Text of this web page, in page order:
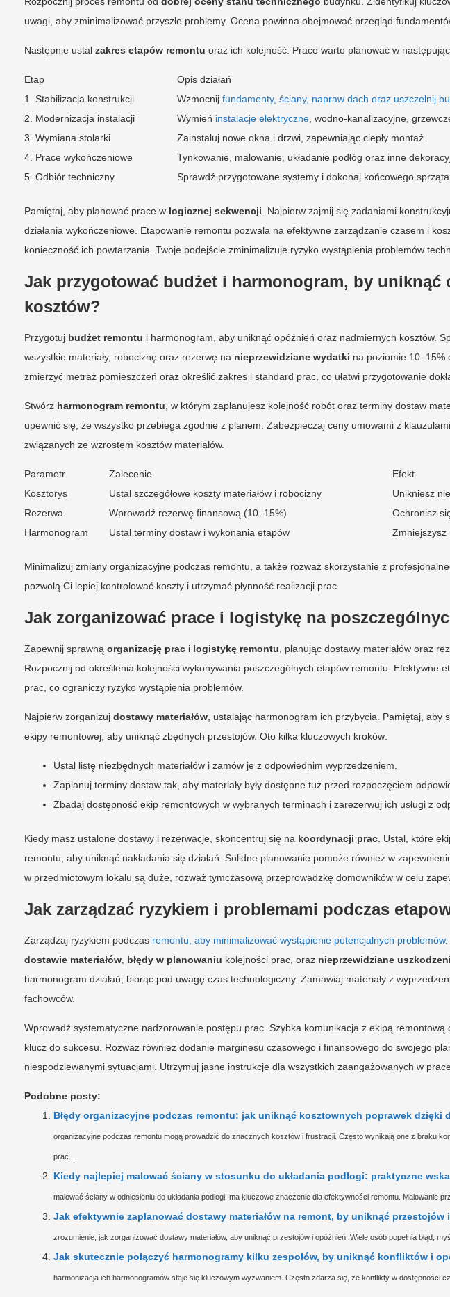
uwagi, aby zminimalizować przyszłe problemy. Ocena powinna obejmować przegląd
Następnie ustal zakres etapów remontu oraz ich kolejność. Prace warto planować w
Etap
Opis działań
1. Stabilizacja konstrukcji
Wzmocnij fundamenty, ściany, napraw dach oraz uszczelnij
2. Modernizacja instalacji
Wymień instalacje elektryczne, wodno-kanalizacyjne,
3. Wymiana stolarki
Zainstaluj nowe okna i drzwi, zapewniając ciepły montaż.
4. Prace wykończeniowe
Tynkowanie, malowanie, układanie podłóg oraz inne
5. Odbiór techniczny
Sprawdź przygotowane systemy i dokonaj końcowego
Pamiętaj, aby planować prace w logicznej sekwencji. Najpierw zajmij się zadaniami
działania wykończeniowe. Etapowanie remontu pozwala na efektywne zarządzanie czasem i
konieczność ich powtarzania. Twoje podejście zminimalizuje ryzyko wystąpienia problemów
Jak przygotować budżet i harmonogram, by uniknąć
kosztów?
Przygotuj budżet remontu i harmonogram, aby uniknąć opóźnień oraz nadmiernych kosztów.
wszystkie materiały, robociznę oraz rezerwę na nieprzewidziane wydatki na poziomie 10–15%
zmierzyć metraż pomieszczeń oraz określić zakres i standard prac, co ułatwi przygotowanie
Stwórz harmonogram remontu, w którym zaplanujesz kolejność robót oraz terminy dostaw
upewnić się, że wszystko przebiega zgodnie z planem. Zabezpieczaj ceny umowami z
związanych ze wzrostem kosztów materiałów.
Parametr Zalecenie
Efekt
Kosztorys
Ustal szczegółowe koszty materiałów i robocizny
Unikniesz
Rezerwa
Wprowadź rezerwę finansową (10–15%)
Ochronisz
Harmonogram
Ustal terminy dostaw i wykonania etapów Zmniejszysz
Minimalizuj zmiany organizacyjne podczas remontu, a także rozważ skorzystanie z
pozwolą Ci lepiej kontrolować koszty i utrzymać płynność realizacji prac.
Jak zorganizować prace i logistykę na
Zapewnij sprawną organizację prac i logistykę remontu, planując dostawy materiałów oraz
Rozpocznij od określenia kolejności wykonywania poszczególnych etapów remontu. Efektywne
prac, co ograniczy ryzyko wystąpienia problemów.
Najpierw zorganizuj dostawy materiałów, ustalając harmonogram ich przybycia. Pamiętaj, aby
ekipy remontowej, aby uniknąć zbędnych przestojów. Oto kilka kluczowych kroków:
Ustal listę niezbędnych materiałów i zamów je z odpowiednim wyprzedzeniem.
Zaplanuj terminy dostaw tak, aby materiały były dostępne tuż przed rozpoczęciem
Zbadaj dostępność ekip remontowych w wybranych terminach i zarezerwuj ich usługi z
Kiedy masz ustalone dostawy i rezerwacje, skoncentruj się na koordynacji prac. Ustal, które
remontu, aby uniknąć nakładania się działań. Solidne planowanie pomoże również w
w przedmiotowym lokalu są duże, rozważ tymczasową przeprowadzkę domowników w celu
Jak zarządzać ryzykiem i problemami podczas
Zarządzaj ryzykiem podczas remontu, aby minimalizować wystąpienie potencjalnych problemów.
dostawie materiałów, błędy w planowaniu kolejności prac, oraz nieprzewidziane
harmonogram działań, biorąc pod uwagę czas technologiczny. Zamawiaj materiały z
fachowców.
Wprowadź systematyczne nadzorowanie postępu prac. Szybka komunikacja z ekipą remontową
klucz do sukcesu. Rozważ również dodanie marginesu czasowego i finansowego do swojego
niespodziewanymi sytuacjami. Utrzymuj jasne instrukcje dla wszystkich zaangażowanych w
Podobne posty:
Błędy organizacyjne podczas remontu: jak uniknąć kosztownych poprawek dzięki
organizacyjne podczas remontu mogą prowadzić do znacznych kosztów i frustracji. Często wynikają one z braku
prac...
Kiedy najlepiej malować ściany w stosunku do układania podłogi: praktyczne
malować ściany w odniesieniu do układania podłogi, ma kluczowe znaczenie dla efektywności remontu. Malowanie
Jak efektywnie zaplanować dostawy materiałów na remont, by uniknąć przestojów
zrozumienie, jak zorganizować dostawy materiałów, aby uniknąć przestojów i opóźnień. Wiele osób popełnia błąd,
Jak skutecznie połączyć harmonogramy kilku zespołów, by uniknąć konfliktów i
harmonizacja ich harmonogramów staje się kluczowym wyzwaniem. Często zdarza się, że konflikty w dostępności